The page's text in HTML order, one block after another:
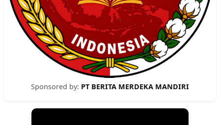
Sponsored by: PT BERITA MERDEKA MANDIRI